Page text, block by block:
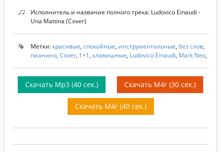
Исполнитель и название полного трека: Ludovico Einaudi -
Una Mattina (Cover)
Метки: красивые, спокойные, инструментальные, без слов,
пианино, Cover, 1+1, клавишные, Ludovico Einaudi, Mark Neo,
Скачать Mp3 (40 сек.) Скачать M4r (30 сек.)
Скачать M4r (40 сек.)